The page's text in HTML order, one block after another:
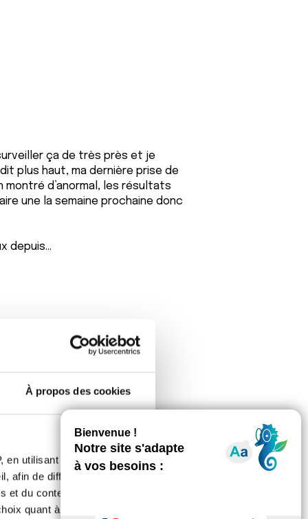
À propos des cookies
en utilisant des
afin de diffuser des
du contenu, ainsi que de
quant à l'utilisation de
ça de très près et je
plus haut, ma dernière prise de
montré d’anormal, les résultats
une la semaine prochaine donc
depuis…
votre gastroentérologue, ne
dernière consultation que le
pourrait être nécessaire pour
de sang dans les selles.